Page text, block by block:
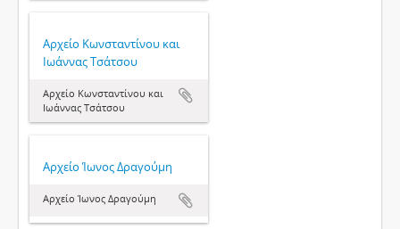
Αρχείο Κωνσταντίνου και
Ιωάννας Τσάτσου
Αρχείο Κωνσταντίνου και
Ιωάννας Τσάτσου
Αρχείο Ίωνος Δραγούμη
Αρχείο Ίωνος Δραγούμη